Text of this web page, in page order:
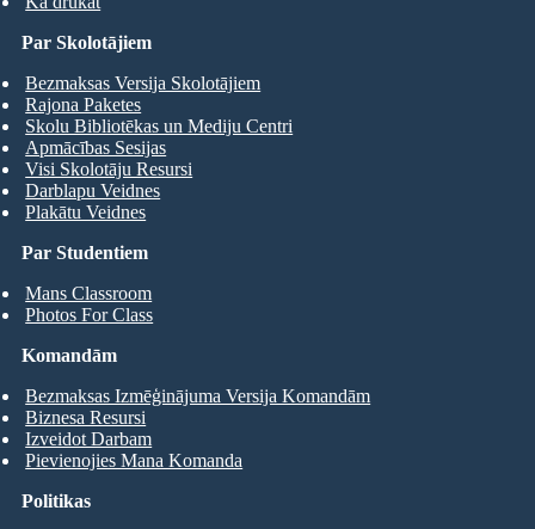
Par Studentiem
Mans Classroom
Photos For Class
Par Skolotājiem
Bezmaksas Versija Skolotājiem
Rajona Paketes
Skolu Bibliotēkas un Mediju Centri
Apmācības Sesijas
Visi Skolotāju Resursi
Darblapu Veidnes
Plakātu Veidnes
Komandām
Bezmaksas Izmēģinājuma Versija Komandām
Biznesa Resursi
Izveidot Darbam
Pievienojies Mana Komanda
Politikas